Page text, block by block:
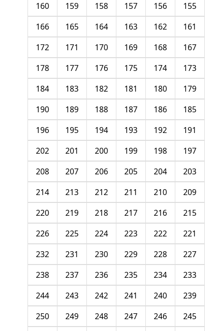
155
156
157
158
159
160
161
162
163
164
165
166
167
168
169
170
171
172
173
174
175
176
177
178
179
180
181
182
183
184
185
186
187
188
189
190
191
192
193
194
195
196
197
198
199
200
201
202
203
204
205
206
207
208
209
210
211
212
213
214
215
216
217
218
219
220
221
222
223
224
225
226
227
228
229
230
231
232
233
234
235
236
237
238
239
240
241
242
243
244
245
246
247
248
249
250